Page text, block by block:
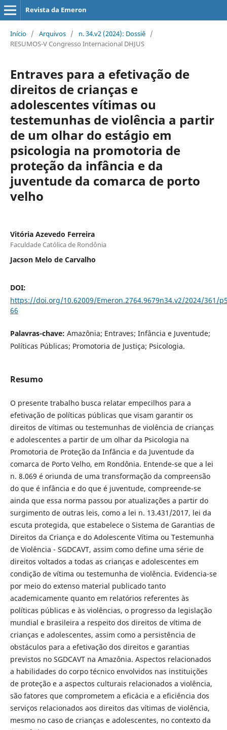
Revista da Emeron
Início / Arquivos / n. 34.v2 (2024): Dossiê /
RESUMOS-V Congresso Internacional DHJUS
Entraves para a efetivação de
direitos de crianças e
adolescentes vítimas ou
testemunhas de violência a partir
de um olhar do estágio em
psicologia na promotoria de
proteção da infância e da
juventude da comarca de porto
velho
Vitória Azevedo Ferreira
Faculdade Católica de Rondônia
Jacson Melo de Carvalho
DOI:
https://doi.org/10.62009/Emeron.2764.9679n34.v2/2024/361/
66
Palavras-chave: Amazônia; Entraves; Infância e Juventude;
Políticas Públicas; Promotoria de Justiça; Psicologia.
Resumo
O presente trabalho busca relatar empecilhos para a
efetivação de políticas públicas que visam garantir os
direitos de vítimas ou testemunhas de violência de crianças
e adolescentes a partir de um olhar da Psicologia na
Promotoria de Proteção da Infância e da Juventude da
comarca de Porto Velho, em Rondônia. Entende-se que a lei
n. 8.069 é oriunda de uma transformação da compreensão
do que é infância e do que é juventude, compreende-se
ainda que essa norma passou por atualizações a partir do
surgimento de outras leis, como a lei n. 13.431/2017, lei da
escuta protegida, que estabelece o Sistema de Garantias de
Direitos da Criança e do Adolescente Vítima ou Testemunha
de Violência - SGDCAVT, assim como define uma série de
direitos voltados a todas as crianças e adolescentes em
condição de vítima ou testemunha de violência. Evidencia-se
por meio do extenso material publicado tanto
academicamente quanto em relatórios referentes às
políticas públicas e às violências, o progresso da legislação
mundial e brasileira a respeito dos direitos de vítima de
crianças e adolescentes, assim como a persistência de
obstáculos para a efetivação dos direitos e garantias
previstos no SGDCAVT na Amazônia. Aspectos relacionados
a habilidades do corpo técnico envolvidos nas instituições
de proteção e a aspectos culturais relacionados a violência,
são fatores que comprometem a eficácia e a eficiência dos
serviços relacionados aos direitos das vítimas de violência,
mesmo no caso de crianças e adolescentes, no contexto da